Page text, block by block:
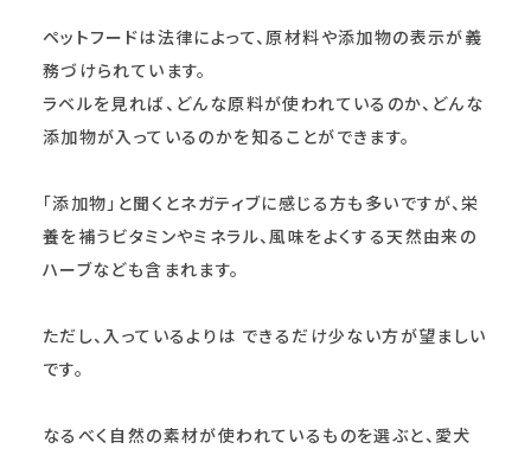
ペットフードは法律によって、原材料や添加物の表示が義
務づけられています。
ラベルを見れば、どんな原料が使われているのか、どんな
添加物が入っているのかを知ることができます。
「添加物」と聞くとネガティブに感じる方も多いですが、栄
養を補うビタミンやミネラル、風味をよくする天然由来の
ハーブなども含まれます。
ただし、入っているよりは できるだけ少ない方が望ましい
です。
なるべく自然の素材が使われているものを選ぶと、愛犬